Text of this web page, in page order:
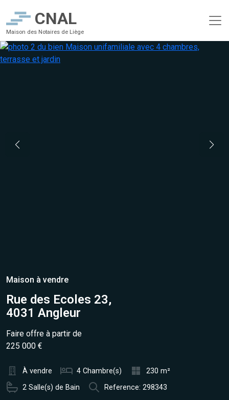
CNAL
Maison des Notaires de Liège
Maison à vendre
Rue des Ecoles 23,
4031 Angleur
Faire offre à partir de
225 000 €
À vendre 4 Chambre(s)
230 m²
2 Salle(s) de Bain
Reference: 298343